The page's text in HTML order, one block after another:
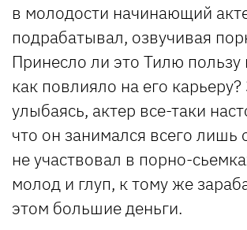
в молодости начинающий
подрабатывал, озвучивая
Принесло ли это Тилю
как повлияло на его
улыбаясь, актер все-таки
что он занимался всего лишь
не участвовал в порно-
молод и глуп, к тому же
этом большие деньги.